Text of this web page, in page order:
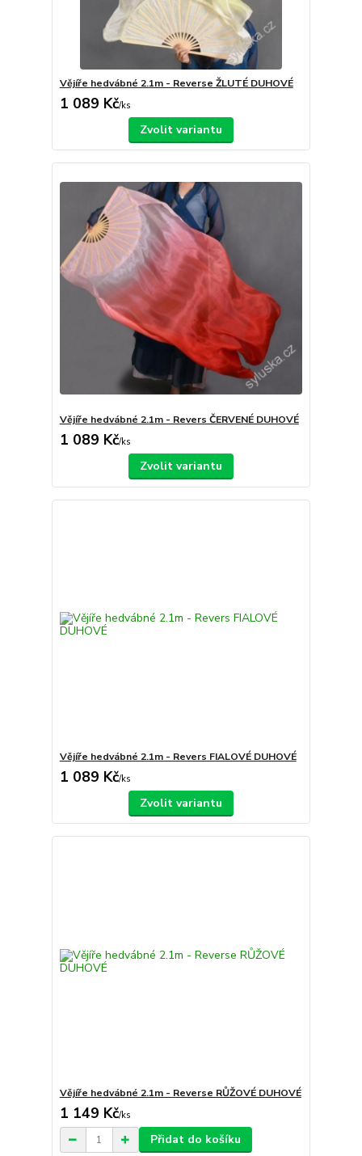
Vějíře hedvábné 2.1m - Reverse ŽLUTÉ DUHOVÉ
1 089 Kč/ks
Zvolit variantu
Vějíře hedvábné 2.1m - Revers ČERVENÉ DUHOVÉ
1 089 Kč/ks
Zvolit variantu
Vějíře hedvábné 2.1m - Revers FIALOVÉ DUHOVÉ
1 089 Kč/ks
Zvolit variantu
Vějíře hedvábné 2.1m - Reverse RŮŽOVÉ DUHOVÉ
1 149 Kč/ks
Přidat do košíku